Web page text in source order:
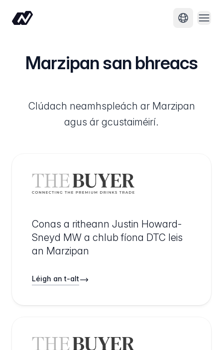
Athraigh
Marzipan san bhreacs
Clúdach neamhspleách ar Marzipan
agus ár gcustaiméirí.
Conas a ritheann Justin Howard-
Sneyd MW a chlub fíona DTC leis
an Marzipan
Léigh an t-alt